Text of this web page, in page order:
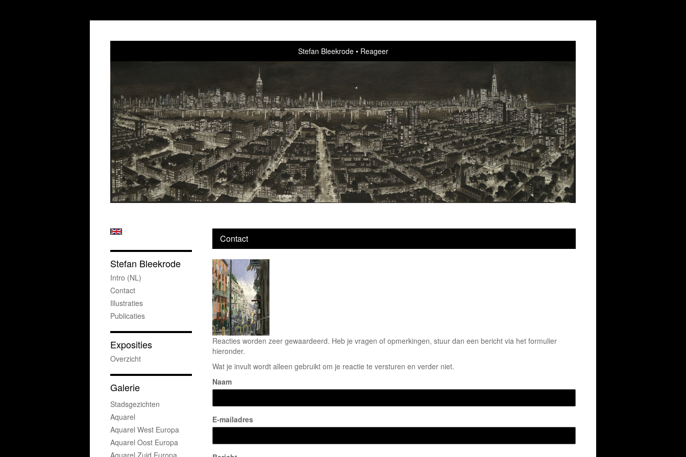
Stefan Bleekrode Reageer
Contact
Reacties worden zeer gewaardeerd. Heb je vragen of opmerkingen, stuur dan een bericht via het formulier
hieronder.
Wat je invult wordt alleen gebruikt om je reactie te versturen en verder niet.
Naam
E-mailadres
Stefan Bleekrode
Intro (NL)
Contact
Illustraties
Publicaties
Exposities
Overzicht
Galerie
Stadsgezichten
Aquarel
Aquarel West Europa
Aquarel Oost Europa